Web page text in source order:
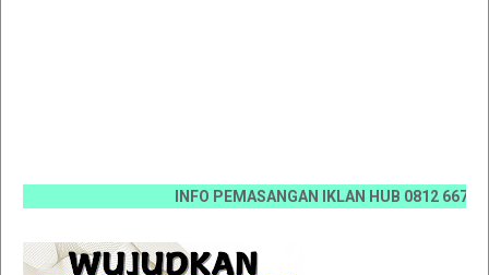
INFO PEMASANGAN IKLAN HUB 0812 6670